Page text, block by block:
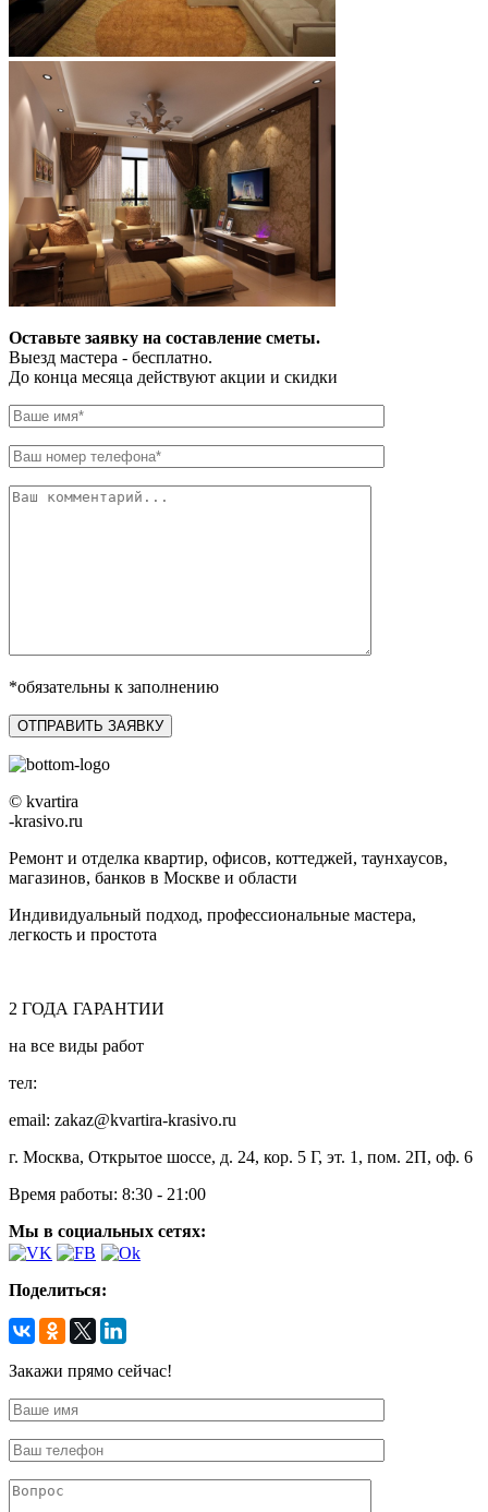
Оставьте заявку на составление сметы.
Выезд мастера - бесплатно.
До конца месяца действуют акции и скидки
*обязательны к заполнению
© kvartira
-krasivo.ru
Ремонт и отделка квартир, офисов, коттеджей, таунхаусов,
магазинов, банков в Москве и области
Индивидуальный подход, профессиональные мастера,
легкость и простота
2 ГОДА ГАРАНТИИ
на все виды работ
тел:
email: zakaz@kvartira-krasivo.ru
г. Москва, Открытое шоссе, д. 24, кор. 5 Г, эт. 1, пом. 2П, оф. 6
Время работы: 8:30 - 21:00
Мы в социальных сетях:
Поделиться:
Закажи прямо сейчас!